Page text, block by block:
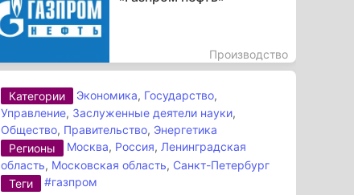
Производство
Категории Экономика, Государство,
Управление, Заслуженные деятели науки,
Общество, Правительство, Энергетика
Регионы
Москва, Россия, Ленинградская
область, Московская область, Санкт-Петербург
Теги
#газпром